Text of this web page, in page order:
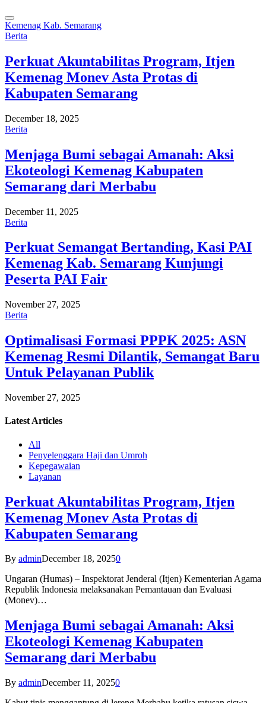
Kemenag Kab. Semarang
Berita
Perkuat Akuntabilitas Program, Itjen
Kemenag Monev Asta Protas di
Kabupaten Semarang
December 18, 2025
Berita
Menjaga Bumi sebagai Amanah: Aksi
Ekoteologi Kemenag Kabupaten
Semarang dari Merbabu
December 11, 2025
Berita
Perkuat Semangat Bertanding, Kasi PAI
Kemenag Kab. Semarang Kunjungi
Peserta PAI Fair
November 27, 2025
Berita
Optimalisasi Formasi PPPK 2025: ASN
Kemenag Resmi Dilantik, Semangat Baru
Untuk Pelayanan Publik
November 27, 2025
Latest Articles
All
Penyelenggara Haji dan Umroh
Kepegawaian
Layanan
Perkuat Akuntabilitas Program, Itjen
Kemenag Monev Asta Protas di
Kabupaten Semarang
By adminDecember 18, 20250
Ungaran (Humas) – Inspektorat Jenderal (Itjen) Kementerian Agama
Republik Indonesia melaksanakan Pemantauan dan Evaluasi
(Monev)…
Menjaga Bumi sebagai Amanah: Aksi
Ekoteologi Kemenag Kabupaten
Semarang dari Merbabu
By adminDecember 11, 20250